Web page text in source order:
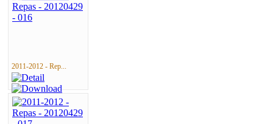
2011-2012 - Rep...